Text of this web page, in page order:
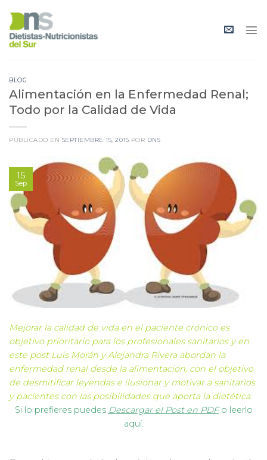
content
BLOG
Alimentación en la Enfermedad Renal;
Todo por la Calidad de Vida
PUBLICADO EN SEPTIEMBRE 15, 2015 POR DNS
15
Sep
Mejorar la calidad de vida en el paciente crónico es
objetivo prioritario para los profesionales sanitarios y en
este post Luis Morán yAlejandra Riveraabordan la
enfermedad renal desde la alimentación, con el objetivo
de desmitificar leyendas e ilusionar y motivar a sanitarios
y pacientes con las posibilidades que aporta la dietética.
Si lo prefieres puedes Descargar el Post en PDFo leerlo
aquí: